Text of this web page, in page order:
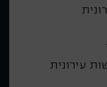
עירונית